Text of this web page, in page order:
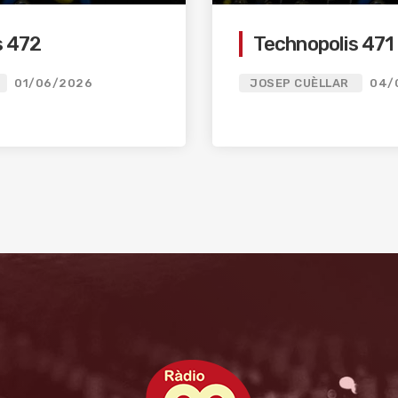
472
01/06/2026
Technopolis 471
JOSEP CUÈLLAR 04/